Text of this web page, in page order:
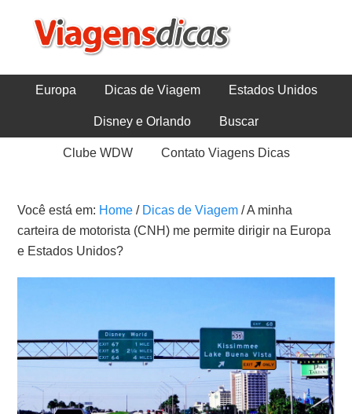
Europa Dicas de Viagem Estados Unidos
Disney e Orlando Buscar
Clube WDW Contato Viagens Dicas
Você está em: Home / Dicas de Viagem /A minha
carteira de motorista (CNH) me permite dirigir na Europa
e Estados Unidos?